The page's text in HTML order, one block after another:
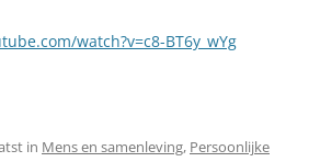
watch?v=c8-BT6y_wYg
in Mens en samenleving, Persoonlijke